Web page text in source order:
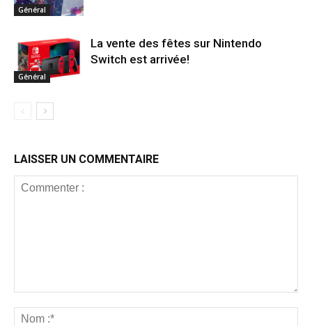
Général
Général
La vente des fêtes sur Nintendo
Switch est arrivée!
LAISSER UN COMMENTAIRE